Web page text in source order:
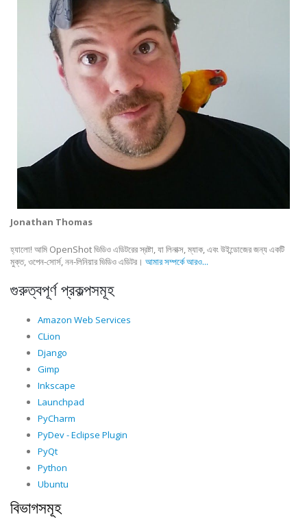
Jonathan Thomas
হ্যালো! আমি OpenShot ভিডিও এডিটরের স্রষ্টা, যা লিনাক্স, ম্যাক, এবং উইন্ডোজের জন্য একটি
মুক্ত, ওপেন-সোর্স, নন-লিনিয়ার ভিডিও এডিটর। আমার সম্পর্কে আরও...
গুরুত্বপূর্ণ প্রকল্পসমূহ
Amazon Web Services
CLion
Django
Gimp
Inkscape
Launchpad
PyCharm
PyDev - Eclipse Plugin
PyQt
Python
Ubuntu
বিভাগসমূহ